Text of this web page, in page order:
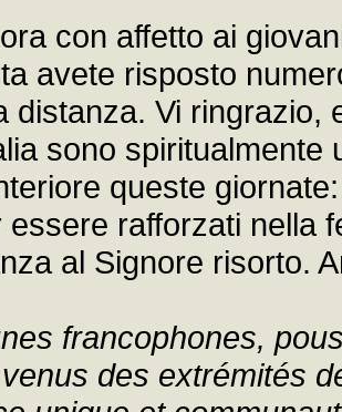
con affetto ai
avete risposto
distanza. Vi ringrazio,
sono
queste
essere rafforzati nella
al Signore risorto.
francophones,
des extrémités